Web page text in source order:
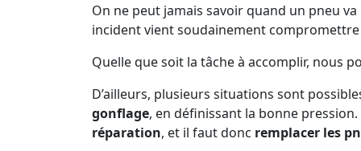
On ne peut jamais savoir quand un pneu
incident vient soudainement
Quelle que soit la tâche à accomplir, nous
D’ailleurs, plusieurs situations sont
gonflage, en définissant la bonne
réparation, et il faut donc remplacer les